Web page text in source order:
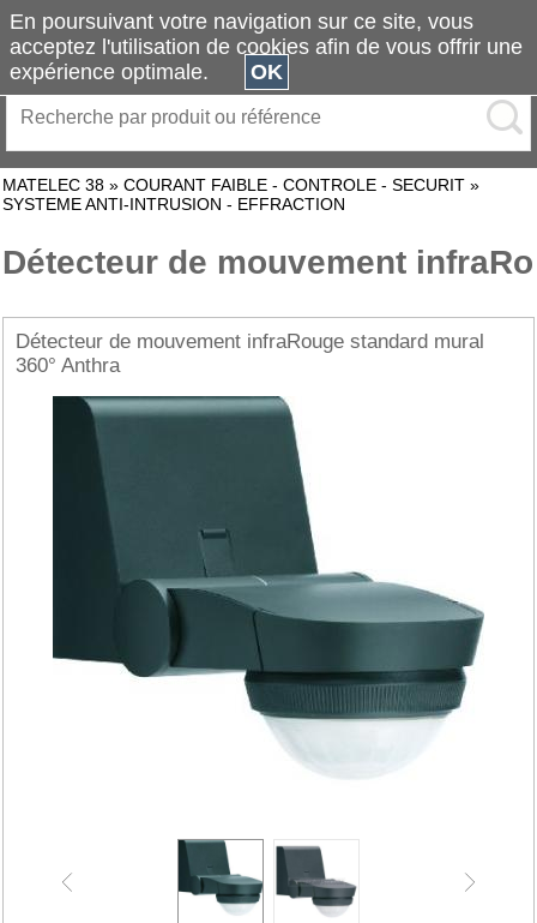
MATELEC 38 » COURANT FAIBLE - CONTROLE - SECURIT »
SYSTEME ANTI-INTRUSION - EFFRACTION
Détecteur de mouvement infraRo
Détecteur de mouvement infraRouge standard mural
360° Anthra
En poursuivant votre navigation sur ce site, vous
acceptez l'utilisation de cookies afin de vous offrir une
expérience optimale.
OK